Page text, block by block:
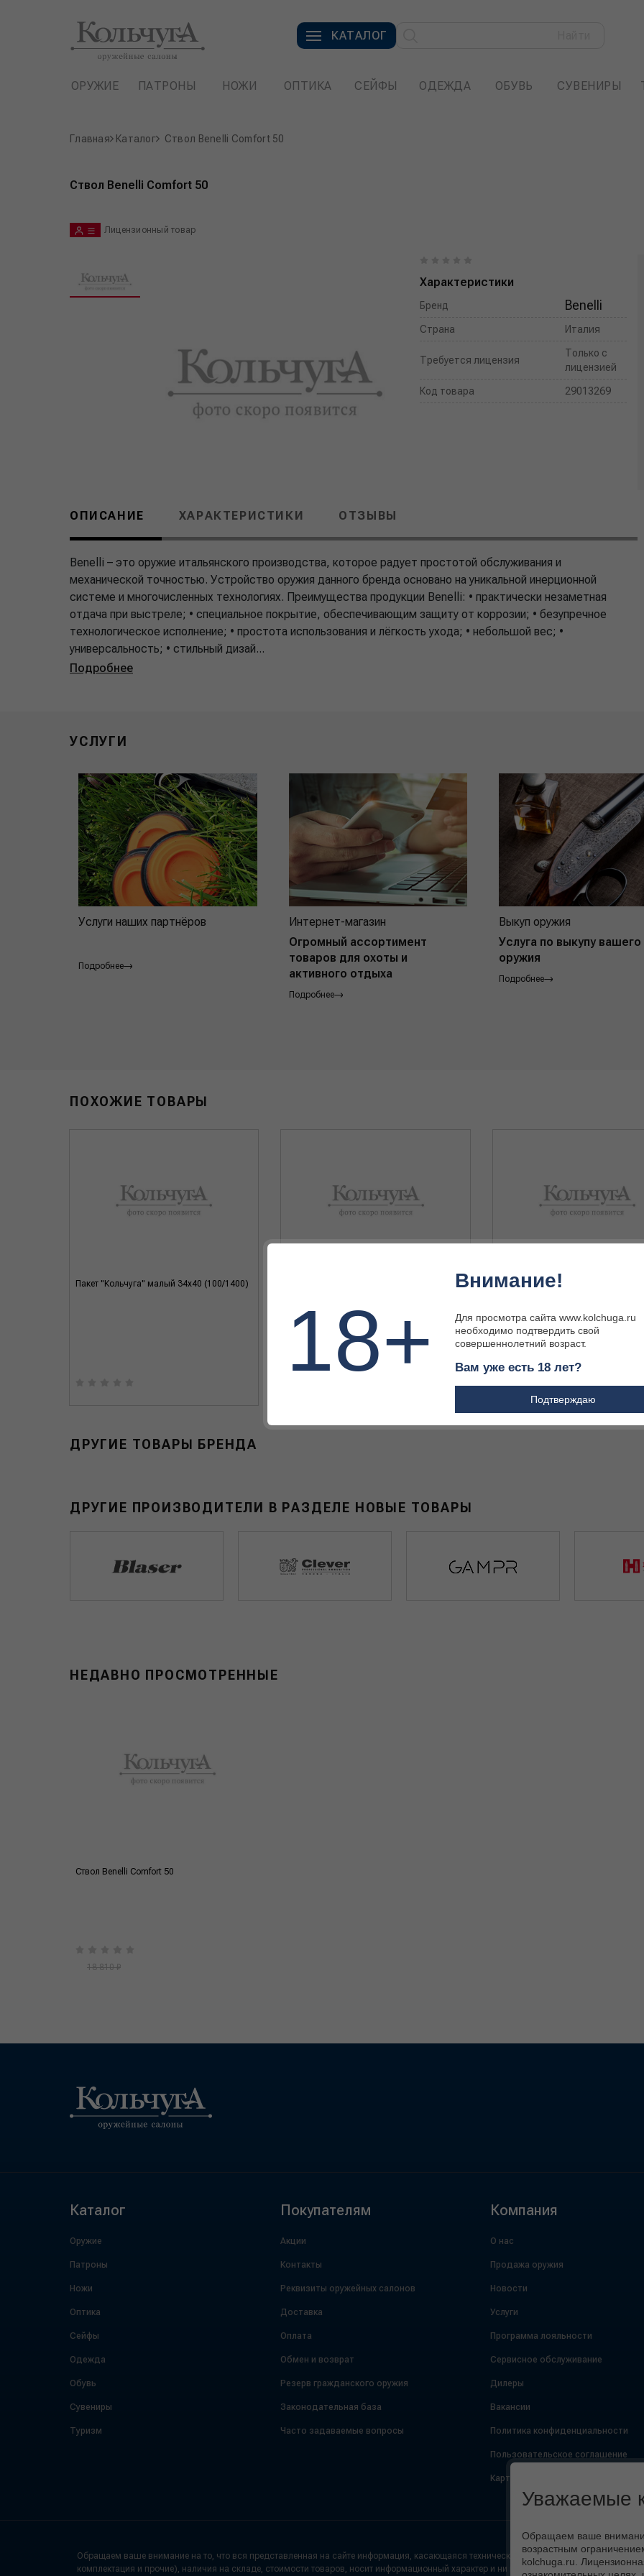
КАТАЛОГ
ОРУЖИЕ ПАТРОНЫ НОЖИ ОПТИКА СЕЙФЫ ОДЕЖДА ОБУВЬ СУВЕНИРЫ
Главная Каталог Ствол Benelli Comfort 50
Ствол Benelli Comfort 50
Лицензионный товар
Характеристики
Бренд Benelli
Страна Италия
Требуется лицензия
Только с
лицензией
Код товара 29013269
ОПИСАНИЕ ХАРАКТЕРИСТИКИ ОТЗЫВЫ
Benelli – это оружие итальянского производства, которое радует простотой обслуживания и
механической точностью. Устройство оружия данного бренда основано на уникальной инерционной
системе и многочисленных технологиях. Преимущества продукции Benelli: • практически незаметная
отдача при выстреле; • специальное покрытие, обеспечивающим защиту от коррозии; • безупречное
технологическое исполнение; • простота использования и лёгкость ухода; • небольшой вес; •
универсальность; • стильный дизай...
Подробнее
УСЛУГИ
Услуги наших партнёров
Подробнее
Интернет-магазин
Огромный ассортимент
товаров для охоты и
активного отдыха
Подробнее
Выкуп оружия
Услуга по выкупу вашего
оружия
Подробнее
ПОХОЖИЕ ТОВАРЫ
Пакет "Кольчуга" малый 34х40 (100/1400)
Планка Apel Picatinny на Browning
ДРУГИЕ ТОВАРЫ БРЕНДА
ДРУГИЕ ПРОИЗВОДИТЕЛИ В РАЗДЕЛЕ НОВЫЕ ТОВАРЫ
НЕДАВНО ПРОСМОТРЕННЫЕ
Ствол Benelli Comfort 50
18 810 ₽
Каталог
Оружие
Патроны
Ножи
Оптика
Сейфы
Одежда
Обувь
Сувениры
Туризм
Покупателям
Акции
Контакты
Реквизиты оружейных салонов
Доставка
Оплата
Обмен и возврат
Резерв гражданского оружия
Законодательная база
Часто задаваемые вопросы
Компания
О нас
Продажа оружия
Новости
Услуги
Программа лояльности
Сервисное обслуживание
Дилеры
Вакансии
Политика конфиденциальности
Пользовательское соглашение
Карта сайта
Обращаем ваше внимание на то, что вся представленная на сайте информация, касающаяся технических характеристик (цвет,
комплектация и прочие), наличия на складе, стоимости товаров, носит информационный характер и ни при каких условиях не является
18+
Внимание!
Для просмотра сайта www.kolchuga.ru
необходимо подтвердить свой
совершеннолетний возраст.
Вам уже есть 18 лет?
Подтверждаю
Уважаемые
Обращаем ваше
возрастным
kolchuga.ru.